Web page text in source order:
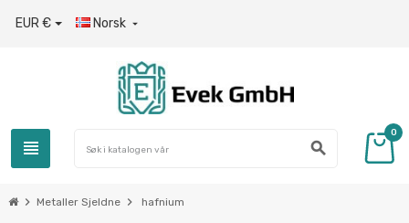
EUR € Norsk 
view_headline search
0
chevron_right Metaller Sjeldne chevron_right hafnium